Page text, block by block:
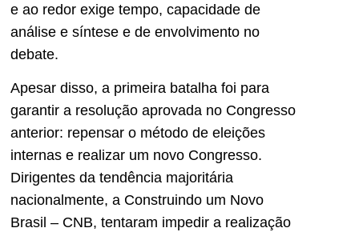
e ao redor exige tempo, capacidade de
análise e síntese e de envolvimento no
debate.
Apesar disso, a primeira batalha foi para
garantir a resolução aprovada no Congresso
anterior: repensar o método de eleições
internas e realizar um novo Congresso.
Dirigentes da tendência majoritária
nacionalmente, a Construindo um Novo
Brasil – CNB, tentaram impedir a realização